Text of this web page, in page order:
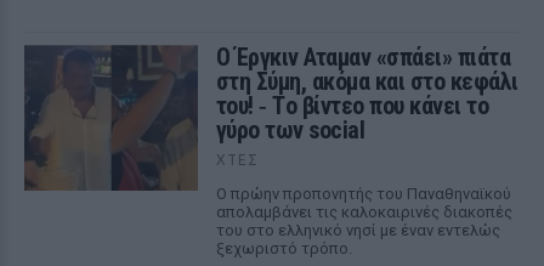
Ο Έργκιν Αταμαν «σπάει» πιάτα
στη Σύμη, ακόμα και στο κεφάλι
του! ‑ Tο βίντεο που κάνει το
γύρο των social
ΧΤΕΣ
Ο πρώην προπονητής του Παναθηναϊκού
απολαμβάνει τις καλοκαιρινές διακοπές
του στο ελληνικό νησί με έναν εντελώς
ξεχωριστό τρόπο.